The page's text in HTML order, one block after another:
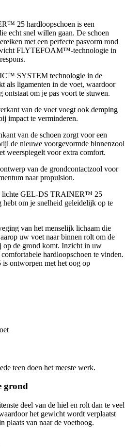
25 hardloopschoen is een
echt snel willen gaan. De schoen
met een perfecte pasvorm rond
FLYTEFOAM™-technologie in
SYSTEM technologie in de
als ligamenten in de voet, waardoor
om je pas voort te stuwen.
van de voet voegt ook demping
impact te verminderen.
van de schoen zorgt voor een
de nieuwe voorgevormde binnenzool
weerspiegelt voor extra comfort.
van de grondcontactzool voor
naar propulsion.
lichte GEL-DS TRAINER™ 25
hebt om je snelheid geleidelijk op te
van het menselijk lichaam die
uw voet naar binnen rolt om de
op de grond komt. Inzicht in uw
hardloopschoen te vinden.
ontworpen met het oog op
teen doen het meeste werk.
grond
deel van de hiel en rolt dan te veel
het gewicht wordt verplaatst
plaats van naar de voetboog.